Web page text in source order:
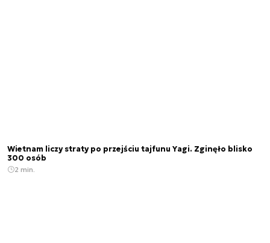
Wietnam liczy straty po przejściu tajfunu Yagi. Zginęło blisko
300 osób
2 min.